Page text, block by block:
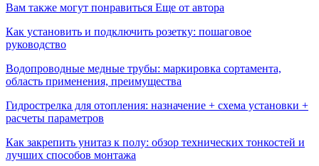
Вам также могут понравиться Еще от автора
Как установить и подключить розетку: пошаговое
руководство
Водопроводные медные трубы: маркировка сортамента,
область применения, преимущества
Гидрострелка для отопления: назначение + схема установки +
расчеты параметров
Как закрепить унитаз к полу: обзор технических тонкостей и
лучших способов монтажа